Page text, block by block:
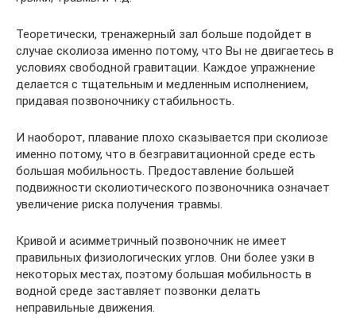
Теоретически, тренажерный зал больше подойдет в
случае сколиоза именно потому, что Вы не двигаетесь в
условиях свободной гравитации. Каждое упражнение
делается с тщательным и медленным исполнением,
придавая позвоночнику стабильность.
И наоборот, плавание плохо сказывается при сколиозе
именно потому, что в безгравитационной среде есть
большая мобильность. Предоставление большей
подвижности сколиотического позвоночника означает
увеличение риска получения травмы.
Кривой и асимметричный позвоночник не имеет
правильных физиологических углов. Они более узки в
некоторых местах, поэтому большая мобильность в
водной среде заставляет позвонки делать
неправильные движения.